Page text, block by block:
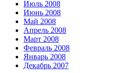
Июль 2008
Июнь 2008
Май 2008
Апрель 2008
Март 2008
Февраль 2008
Январь 2008
Декабрь 2007